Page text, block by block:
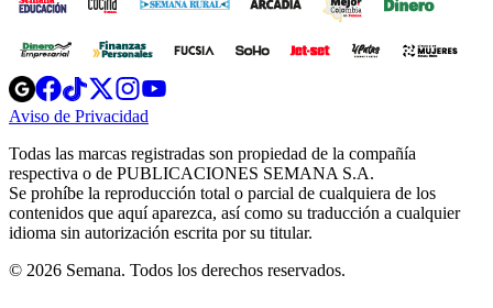
Opens
in
new
Opens
in
new
Opens
in
new
window
Opens
new
windowwindow
Aviso de Privacidad
new
window
Todas las marcas registradas son propiedad de la compañía
respectiva o de PUBLICACIONES SEMANA S.A.
Se prohíbe la reproducción total o parcial de cualquiera de los
contenidos que aquí aparezca, así como su traducción a cualquier
idioma sin autorización escrita por su titular.
© 2026 Semana. Todos los derechos reservados.